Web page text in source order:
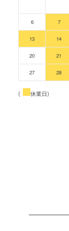
6 7
13 14
20 21
27 28
( 休業日)